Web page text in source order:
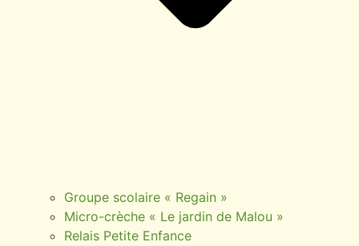
Groupe scolaire « Regain »
Micro-crèche « Le jardin de Malou »
Relais Petite Enfance